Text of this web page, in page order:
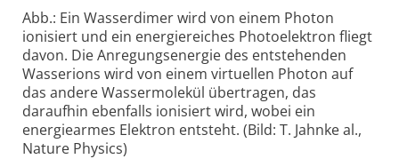
Abb.: Ein Wasserdimer wird von einem Photon
ionisiert und ein energiereiches Photoelektron fliegt
davon. Die Anregungsenergie des entstehenden
Wasserions wird von einem virtuellen Photon auf
das andere Wassermolekül übertragen, das
daraufhin ebenfalls ionisiert wird, wobei ein
energiearmes Elektron entsteht. (Bild: T. Jahnke al.,
Nature Physics)